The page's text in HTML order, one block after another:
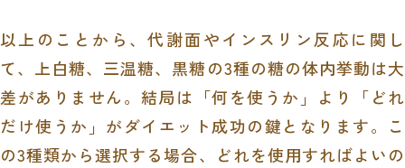
以上のことから、代謝面やインスリン反応に関し
て、上白糖、三温糖、黒糖の3種の糖の体内挙動は大
差がありません。結局は「何を使うか」より「どれ
だけ使うか」がダイエット成功の鍵となります。こ
の3種類から選択する場合、どれを使用すればよいの